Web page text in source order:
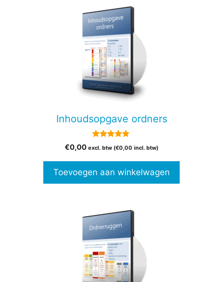
Inhoudsopgave ordners
van 5
€0,00 excl. btw (€0,00 incl. btw)
Toevoegen aan winkelwagen